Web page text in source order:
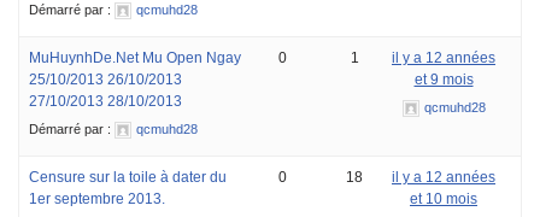
Démarré par : qcmuhd28
MuHuynhDe.Net Mu Open Ngay
25/10/2013 26/10/2013
27/10/2013 28/10/2013
Démarré par : qcmuhd28
0 1
il y a 12 années
et 9 mois
qcmuhd28
Censure sur la toile à dater du
1er septembre 2013.
0 18
il y a 12 années
et 10 mois